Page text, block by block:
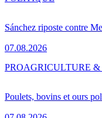
Sánchez riposte contre
07.08.2026
Poulets, bovins et ours
PROAGRICULTURE